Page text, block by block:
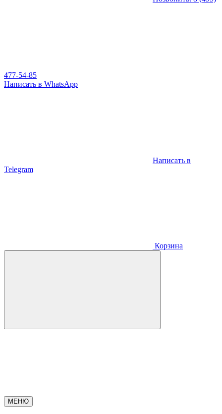
477-54-85
Написать в WhatsApp
Написать в
Telegram
Корзина
МЕНЮ